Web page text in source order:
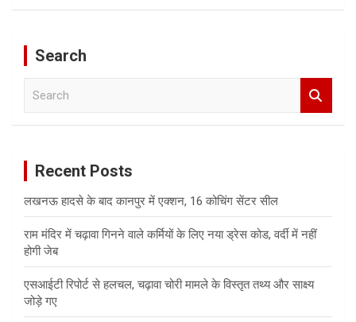
Search
Recent Posts
लखनऊ हादसे के बाद कानपुर में एक्शन, 16 कोचिंग सेंटर सील
राम मंदिर में चढ़ावा गिनने वाले कर्मियों के लिए नया ड्रेस कोड, वर्दी में नहीं
होगी जेब
एसआईटी रिपोर्ट से हलचल, चढ़ावा चोरी मामले के विस्तृत तथ्य और साक्ष्य
जोड़े गए